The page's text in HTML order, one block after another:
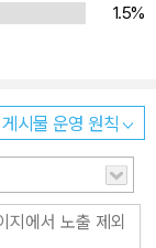
1.5%
게시물 운영 원칙